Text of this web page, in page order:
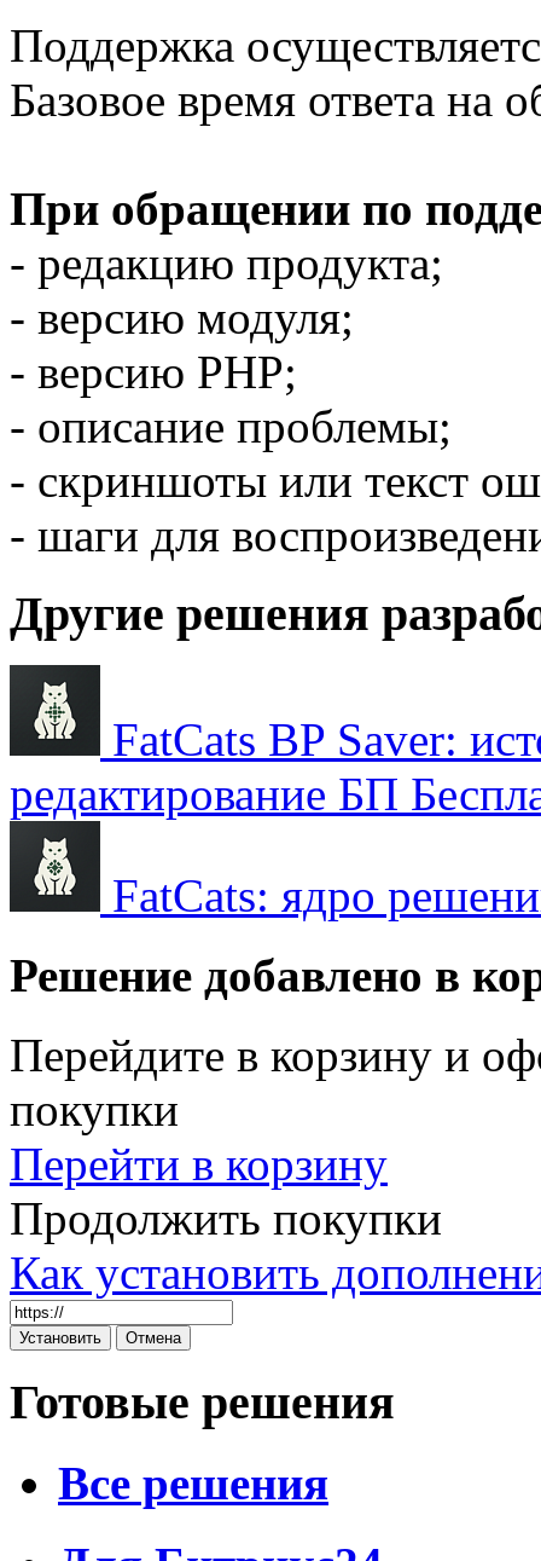
Поддержка
Базовое время ответа на
При обращении по
- редакцию продукта;
- версию модуля;
- версию PHP;
- описание проблемы;
- скриншоты или текст
- шаги для
Другие решения
FatCats BP Saver:
редактирование БП
FatCats: ядро
Решение добавлено в
Перейдите в корзину и
покупки
Перейти в корзину
Продолжить покупки
Как установить
Готовые решения
Все решения